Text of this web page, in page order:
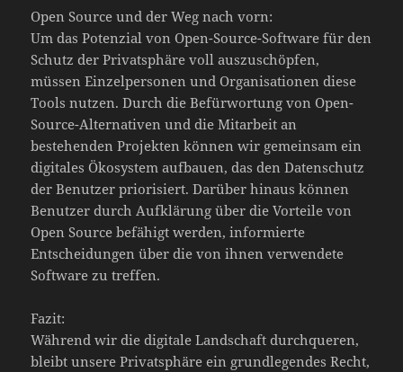
Open Source und der Weg nach vorn:
Um das Potenzial von Open-Source-Software für den
Schutz der Privatsphäre voll auszuschöpfen,
müssen Einzelpersonen und Organisationen diese
Tools nutzen. Durch die Befürwortung von Open-
Source-Alternativen und die Mitarbeit an
bestehenden Projekten können wir gemeinsam ein
digitales Ökosystem aufbauen, das den Datenschutz
der Benutzer priorisiert. Darüber hinaus können
Benutzer durch Aufklärung über die Vorteile von
Open Source befähigt werden, informierte
Entscheidungen über die von ihnen verwendete
Software zu treffen.
Fazit:
Während wir die digitale Landschaft durchqueren,
bleibt unsere Privatsphäre ein grundlegendes Recht,